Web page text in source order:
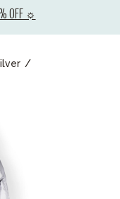
OFF ☼